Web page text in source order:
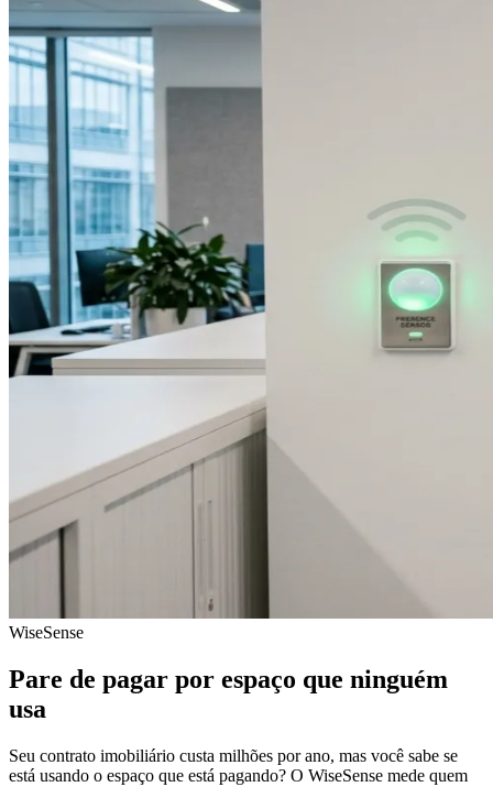
WiseSense
Pare de pagar por espaço que ninguém
usa
Seu contrato imobiliário custa milhões por ano, mas você sabe se
está usando o espaço que está pagando? O WiseSense mede quem